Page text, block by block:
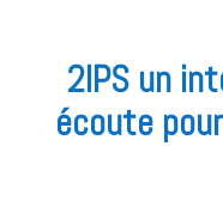
2IPS un
écoute